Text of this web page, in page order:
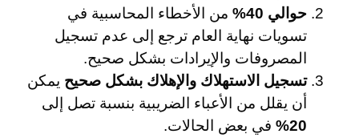
حوالي 40%
من الأخطاء المحاسبية في
تسويات نهاية العام ترجع إلى عدم تسجيل
المصروفات والإيرادات بشكل صحيح.
تسجيل الاستهلاك والإهلاك بشكل صحيح يمكن
أن يقلل من الأعباء الضريبية بنسبة تصل إلى
20%
في بعض الحالات.